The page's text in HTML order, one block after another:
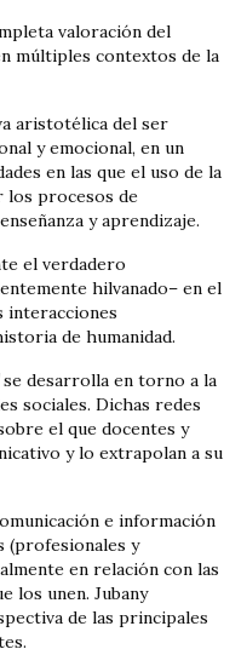
valoración del
múltiples contextos de la
aristotélica del ser
y emocional, en un
en las que el uso de la
los procesos de
y aprendizaje.
el verdadero
hilvanado– en el
interacciones
de humanidad.
se desarrolla en torno a la
sociales. Dichas redes
el que docentes y
y lo extrapolan a su
e información
(profesionales y
en relación con las
los unen. Jubany
de las principales